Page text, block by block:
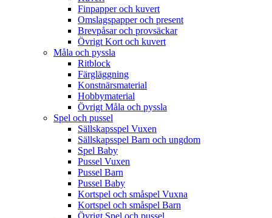
Finpapper och kuvert
Omslagspapper och present
Brevpåsar och provsäckar
Övrigt Kort och kuvert
Måla och pyssla
Ritblock
Färgläggning
Konstnärsmaterial
Hobbymaterial
Övrigt Måla och pyssla
Spel och pussel
Sällskapsspel Vuxen
Sällskapsspel Barn och ungdom
Spel Baby
Pussel Vuxen
Pussel Barn
Pussel Baby
Kortspel och småspel Vuxna
Kortspel och småspel Barn
Övrigt Spel och pussel